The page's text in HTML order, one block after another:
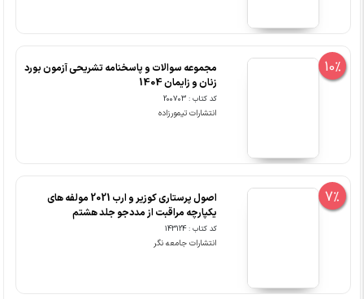
10%
مجموعه سوالات و پاسخنامه تشریحی آزمون بورد
زنان و زایمان 1404
کد کتاب : 200703
انتشارات تیمورزاده
7%
اصول پرستاری کوزیر و ارب 2021 مولفه های
یکپارچه مراقبت از مددجو جلد هشتم
کد کتاب : 143124
انتشارات جامعه نگر